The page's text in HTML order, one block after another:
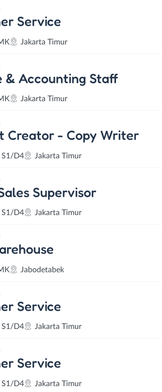
Service
Jakarta Timur
& Accounting Staff
Jakarta Timur
Creator - Copy Writer
D4 Jakarta Timur
Supervisor
S1/D4 Jakarta Timur
Jabodetabek
Service
D4 Jakarta Timur
Service
D4 Jakarta Timur